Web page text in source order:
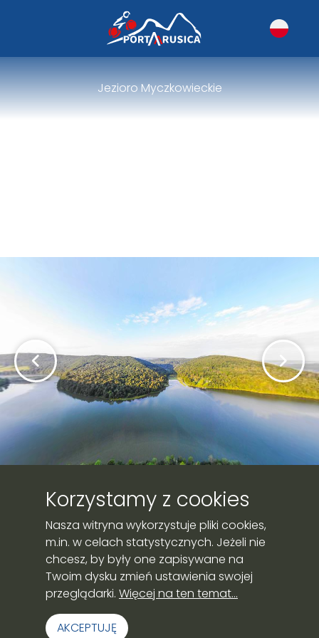
Jezioro Myczkowieckie
Strona przygotowana przez:
Korzystamy z cookies
Nasza witryna wykorzystuje pliki cookies,
m.in. w celach statystycznych. Jeżeli nie
chcesz, by były one zapisywane na
Twoim dysku zmień ustawienia swojej
przeglądarki. Więcej na ten temat...
AKCEPTUJĘ